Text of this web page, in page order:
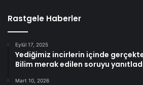
Rastgele Haberler
Eylül 17, 2025
Yediğimiz incirlerin içinde
Bilim merak edilen soruyu
Mart 10, 2026